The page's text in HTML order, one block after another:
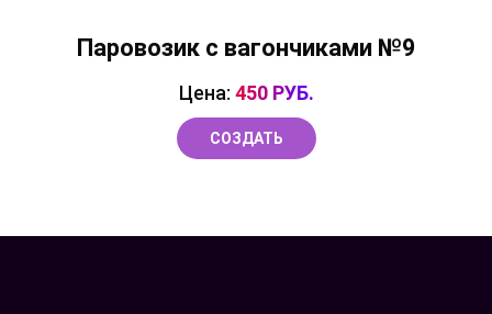
Паровозик с вагончиками №9
Цена: 450 РУБ.
СОЗДАТЬ